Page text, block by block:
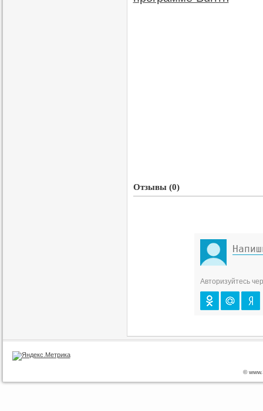
Отзывы (0)
Авторизуйтесь
©